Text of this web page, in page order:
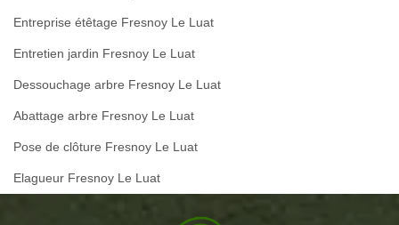
Entreprise étêtage Fresnoy Le Luat
Entretien jardin Fresnoy Le Luat
Dessouchage arbre Fresnoy Le Luat
Abattage arbre Fresnoy Le Luat
Pose de clôture Fresnoy Le Luat
Elagueur Fresnoy Le Luat